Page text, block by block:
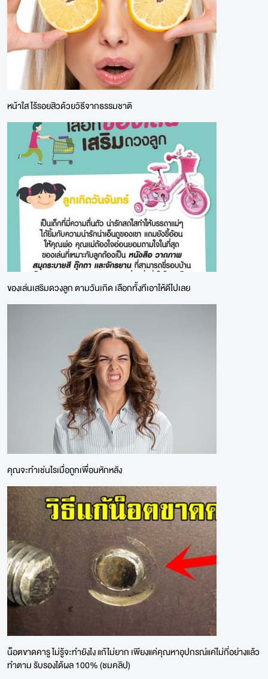
หน้าใส ไร้รอยสิวด้วยวิธีจากธรรมชาติ
ของเล่นเสริมดวงลูก ตามวันเกิด เลือกทั้งทีเอาให้ดีไปเลย
คุณจะทำเช่นไรเมื่อถูกเพื่อนหักหลัง
น็อตขาดคารู ไม่รู้จะทำยังไง แก้ไม่ยาก เพียงแค่คุณหาอุปกรณ์แค่ไม่กี่อย่างแล้ว
ทำตาม รับรองได้ผล 100% (ชมคลิป)